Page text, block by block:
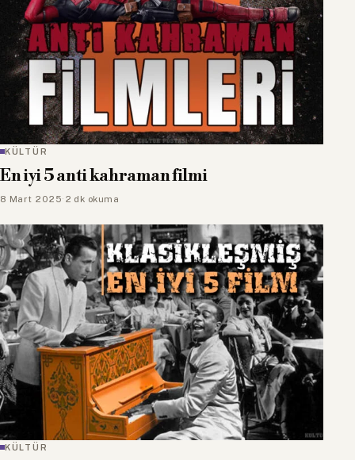
KÜLTÜR
En iyi 5 anti kahraman filmi
8 Mart 2025· 2 dk okuma
KÜLTÜR